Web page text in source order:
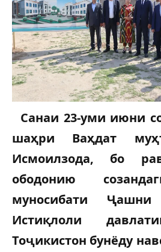
Санаи 23-уми июни
шаҳри Ваҳдат
Исмоилзода, бо
ободонию
муносибати
Истиқлоли
Тоҷикистон бунёду